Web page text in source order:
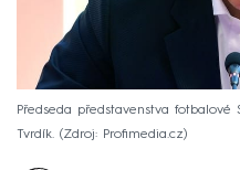
Předseda představenstva
Tvrdík.
Zdroj: Profimedia.cz